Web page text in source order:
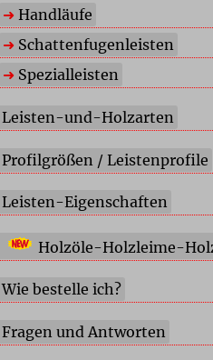
Handläufe
Schattenfugenleisten
Spezialleisten
Leisten-und-Holzarten
Profilgrößen / Leistenprofile
Leisten-Eigenschaften
Holzöle-Holzleime-
Wie bestelle ich?
Fragen und Antworten